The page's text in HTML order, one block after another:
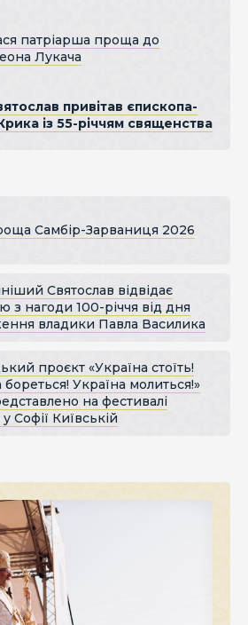
патріарша проща до
Лукача
привітав єпископа-
із 55-річчям священства
Самбір-Зарваниця 2026
Святослав відвідає
з нагоди 100-річчя від дня
владики Павла Василика
проєкт «Україна стоїть!
бореться! Україна молиться!»
на фестивалі
Софії Київській